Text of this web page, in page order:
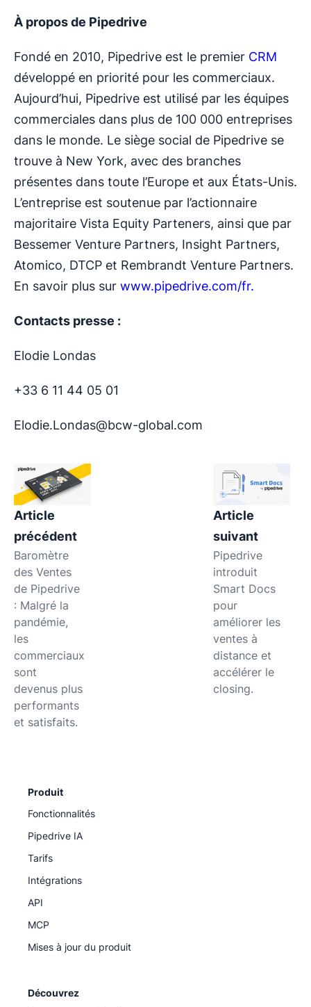
À propos de Pipedrive
Fondé en 2010, Pipedrive est le premier CRM
développé en priorité pour les commerciaux.
Aujourd’hui, Pipedrive est utilisé par les équipes
commerciales dans plus de 100 000 entreprises
dans le monde. Le siège social de Pipedrive se
trouve à New York, avec des branches
présentes dans toute l’Europe et aux États-Unis.
L’entreprise est soutenue par l’actionnaire
majoritaire Vista Equity Parteners, ainsi que par
Bessemer Venture Partners, Insight Partners,
Atomico, DTCP et Rembrandt Venture Partners.
En savoir plus sur www.pipedrive.com/fr.
Contacts presse :
Elodie Londas
+33 6 11 44 05 01
Elodie.Londas@bcw-global.com
Article
précédent
Baromètre
des Ventes
de Pipedrive
: Malgré la
pandémie,
les
commerciaux
sont
devenus plus
performants
et satisfaits.
Article
suivant
Pipedrive
introduit
Smart Docs
pour
améliorer les
ventes à
distance et
accélérer le
closing.
Produit
Fonctionnalités
Pipedrive IA
Tarifs
Intégrations
API
MCP
Mises à jour du produit
Découvrez